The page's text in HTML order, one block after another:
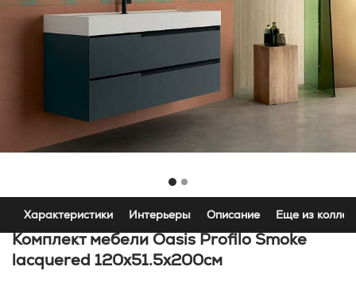
Характеристики Интерьеры Описание Еще из
Комплект мебели Oasis Profilo Smoke
lacquered 120x51.5x200см